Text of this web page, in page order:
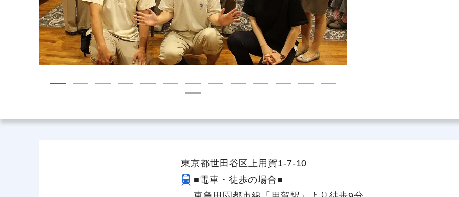
給与制度 資格取得サポート制度
スタッフインタビュー 社員主役のプロジェクト
東京都世田谷区上用賀1-7-10
■電車・徒歩の場合■